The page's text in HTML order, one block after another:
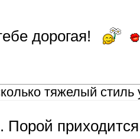
дорогая!
тяжелый стиль
Порой